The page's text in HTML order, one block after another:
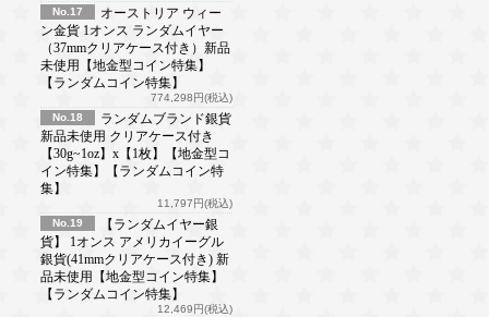
No.17
オーストリア ウィー
ン金貨 1オンス ランダムイヤー
（37mmクリアケース付き）新品
未使用【地金型コイン特集】
【ランダムコイン特集】
774,298円(税込)
No.18
ランダムブランド銀貨
新品未使用 クリアケース付き
【30g~1oz】x【1枚】【地金型コ
イン特集】【ランダムコイン特
集】
11,797円(税込)
No.19
【ランダムイヤー銀
貨】 1オンス アメリカイーグル
銀貨(41mmクリアケース付き) 新
品未使用【地金型コイン特集】
【ランダムコイン特集】
12,469円(税込)